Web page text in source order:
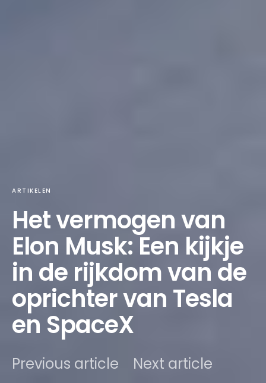
ARTIKELEN
Het vermogen van
Elon Musk: Een kijkje
in de rijkdom van de
oprichter van Tesla
en SpaceX
Previous article Next article